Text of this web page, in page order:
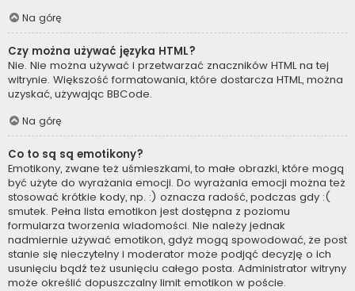
Na górę
Czy można używać języka HTML?
Nie. Nie można używać i przetwarzać znaczników HTML na tej
witrynie. Większość formatowania, które dostarcza HTML, można
uzyskać, używając BBCode.
Na górę
Co to są są emotikony?
Emotikony, zwane też uśmieszkami, to małe obrazki, które mogą
być użyte do wyrażania emocji. Do wyrażania emocji można też
stosować krótkie kody, np. :) oznacza radość, podczas gdy :(
smutek. Pełna lista emotikon jest dostępna z poziomu
formularza tworzenia wiadomości. Nie należy jednak
nadmiernie używać emotikon, gdyż mogą spowodować, że post
stanie się nieczytelny i moderator może podjąć decyzję o ich
usunięciu bądź też usunięciu całego posta. Administrator witryny
może określić dopuszczalny limit emotikon w poście.